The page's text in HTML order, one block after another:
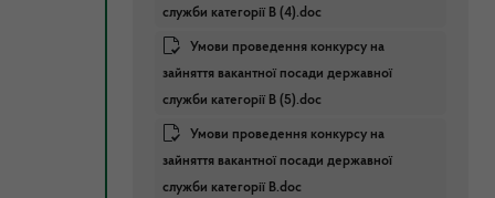
служби категорії В (4).doc
Умови проведення конкурсу на
зайняття вакантної посади державної
служби категорії В (5).doc
Умови проведення конкурсу на
зайняття вакантної посади державної
служби категорії В.doc